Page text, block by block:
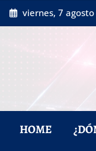
Saltar
al
viernes, 7
HOME